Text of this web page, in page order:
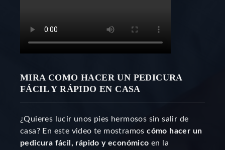
MIRA COMO HACER UN PEDICURA
FÁCIL Y RÁPIDO EN CASA
¿Quieres lucir unos pies hermosos sin salir de
casa? En este video te mostramoscómo hacer un
pedicura fácil, rápido y económico en la